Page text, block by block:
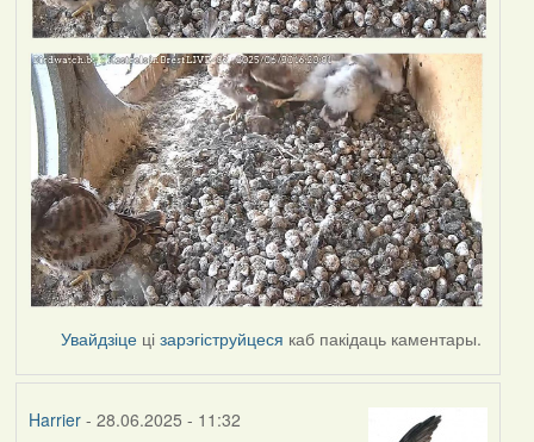
Увайдзіце цізарэгіструйцеся каб пакідаць каментары.
Harrier- 28.06.2025 - 11:32